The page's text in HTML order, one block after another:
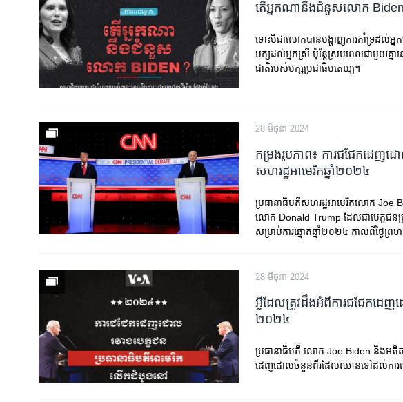
តើ​អ្នកណា​នឹង​ជំនួស​លោក
ទោះបី​ជាលោក​​​បានបង្ហាញ​ការ​គាំទ្រដល់​អ្
បក្ស​ដល់​អ្នក​ស្រី​ ប៉ុន្តែស្របពេល​ជាមួយ​គ្
ជាតិ​របស់​បក្ស​ប្រជាធិបតេយ្យ​។
28 មិថុនា 2024
កម្រង​រូបភាព៖ ការជជែកដេញដ
សហរដ្ឋអាមេរិក​ឆ្នាំ​២០២៤
ប្រធានាធិបតី​សហរដ្ឋ​អាមេរិក​លោក Joe
លោក Donald Trump ដែល​ជា​បេក្ខជន​ប្
សម្រាប់​ការឆ្នោត​ឆ្នាំ​២០២៤ កាលពី​ថ្ងៃព្
28 មិថុនា 2024
អ្វីដែលត្រូវដឹងអំពីការជជែកដេញ
២០២៤
ប្រធានាធិបតី លោក Joe Biden និង​អតី
ដេញដោល​ចំនួនពីរ​ដែល​ឈាន​ទៅ​ដល់​ការបោ